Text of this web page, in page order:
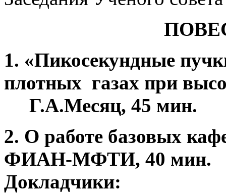
1. «Пикосекундные
плотных газах при
Г.А.Месяц, 45 мин.
2. О работе базовых
ФИАН-МФТИ, 40 мин.
Докладчики: